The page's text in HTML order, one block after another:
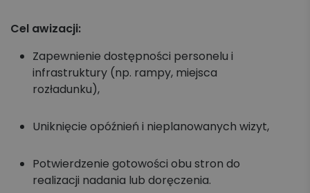
Cel awizacji:
Zapewnienie dostępności personelu i
infrastruktury (np. rampy, miejsca
rozładunku),
Uniknięcie opóźnień i nieplanowanych wizyt,
Potwierdzenie gotowości obu stron do
realizacji nadania lub doręczenia.